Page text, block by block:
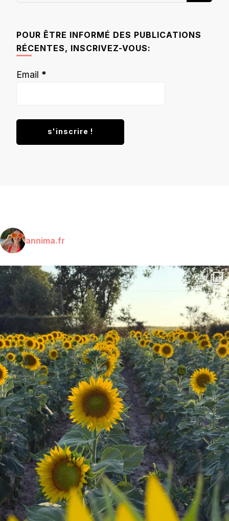
POUR ÊTRE INFORMÉ DES PUBLICATIONS
RÉCENTES, INSCRIVEZ-VOUS:
Email *
annima.fr